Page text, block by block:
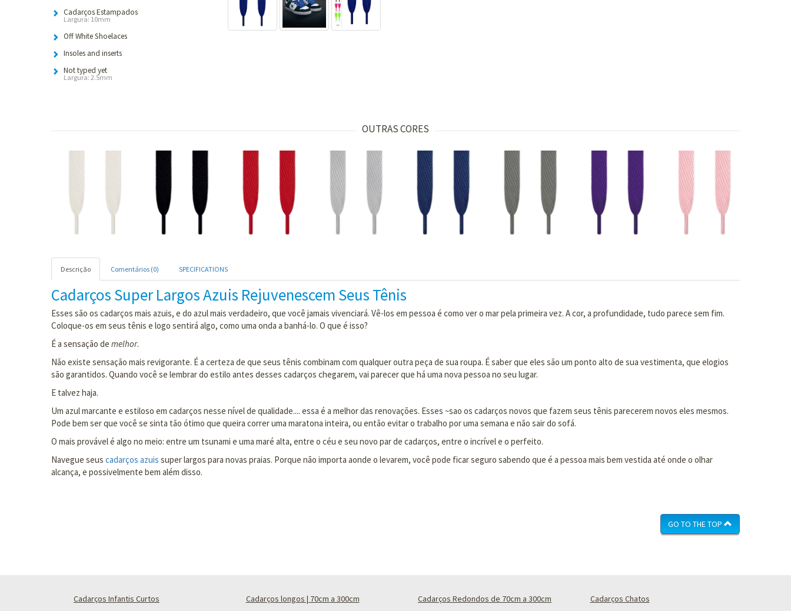
Cadarços Estampados
Largura: 10mm
Off White Shoelaces
Insoles and inserts
Not typed yet
Largura: 2.5mm
OUTRAS CORES
Descrição Comentários (0) SPECIFICATIONS
Cadarços Super Largos Azuis Rejuvenescem Seus Tênis
Esses são os cadarços mais azuis, e do azul mais verdadeiro, que você jamais vivenciará. Vê-los em pessoa é como ver o mar pela primeira vez. A cor, a profundidade, tudo parece sem fim.
Coloque-os em seus tênis e logo sentirá algo, como uma onda a banhá-lo. O que é isso?
É a sensação de melhor.
Não existe sensação mais revigorante. É a certeza de que seus tênis combinam com qualquer outra peça de sua roupa. É saber que eles são um ponto alto de sua vestimenta, que elogios
são garantidos. Quando você se lembrar do estilo antes desses cadarços chegarem, vai parecer que há uma nova pessoa no seu lugar.
E talvez haja.
Um azul marcante e estiloso em cadarços nesse nível de qualidade.... essa é a melhor das renovações. Esses ~sao os cadarços novos que fazem seus tênis parecerem novos eles mesmos.
Pode bem ser que você se sinta tão ótimo que queira correr uma maratona inteira, ou então evitar o trabalho por uma semana e não sair do sofá.
O mais provável é algo no meio: entre um tsunami e uma maré alta, entre o céu e seu novo par de cadarços, entre o incrível e o perfeito.
Navegue seus cadarços azuis super largos para novas praias. Porque não importa aonde o levarem, você pode ficar seguro sabendo que é a pessoa mais bem vestida até onde o olhar
alcança, e possivelmente bem além disso.
GO TO THE TOP
Cadarços Infantis Curtos Cadarços longos | 70cm a 300cm Cadarços Redondos de 70cm a 300cm Cadarços Chatos